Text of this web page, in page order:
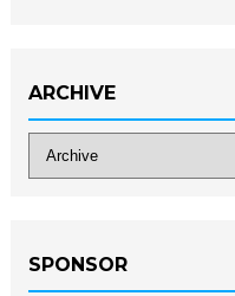
ARCHIVE
SPONSOR